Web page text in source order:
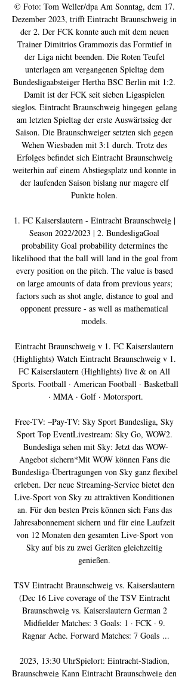
© Foto: Tom Weller/dpa Am Sonntag, dem 17.
Dezember 2023, trifft Eintracht Braunschweig in
der 2. Der FCK konnte auch mit dem neuen
Trainer Dimitrios Grammozis das Formtief in
der Liga nicht beenden. Die Roten Teufel
unterlagen am vergangenen Spieltag dem
Bundesligaabsteiger Hertha BSC Berlin mit 1:2.
Damit ist der FCK seit sieben Ligaspielen
sieglos. Eintracht Braunschweig hingegen gelang
am letzten Spieltag der erste Auswärtssieg der
Saison. Die Braunschweiger setzten sich gegen
Wehen Wiesbaden mit 3:1 durch. Trotz des
Erfolges befindet sich Eintracht Braunschweig
weiterhin auf einem Abstiegsplatz und konnte in
der laufenden Saison bislang nur magere elf
Punkte holen.
1. FC Kaiserslautern - Eintracht Braunschweig |
Season 2022/2023 | 2. BundesligaGoal
probability Goal probability determines the
likelihood that the ball will land in the goal from
every position on the pitch. The value is based
on large amounts of data from previous years;
factors such as shot angle, distance to goal and
opponent pressure - as well as mathematical
models.
Eintracht Braunschweig v 1. FC Kaiserslautern
(Highlights) Watch Eintracht Braunschweig v 1.
FC Kaiserslautern (Highlights) live & on All
Sports. Football · American Football · Basketball
· MMA · Golf · Motorsport.
Free-TV: –Pay-TV: Sky Sport Bundesliga, Sky
Sport Top EventLivestream: Sky Go, WOW2.
Bundesliga sehen mit Sky: Jetzt das WOW-
Angebot sichern*Mit WOW können Fans die
Bundesliga-Übertragungen von Sky ganz flexibel
erleben. Der neue Streaming-Service bietet den
Live-Sport von Sky zu attraktiven Konditionen
an. Für den besten Preis können sich Fans das
Jahresabonnement sichern und für eine Laufzeit
von 12 Monaten den gesamten Live-Sport von
Sky auf bis zu zwei Geräten gleichzeitig
genießen.
TSV Eintracht Braunschweig vs. Kaiserslautern
(Dec 16 Live coverage of the TSV Eintracht
Braunschweig vs. Kaiserslautern German 2
Midfielder Matches: 3 Goals: 1 · FCK · 9.
Ragnar Ache. Forward Matches: 7 Goals ...
2023, 13:30 UhrSpielort: Eintracht-Stadion,
Braunschweig Kann Eintracht Braunschweig den